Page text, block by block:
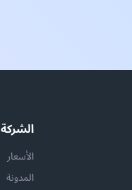
الشركة
الأسعار
المدونة